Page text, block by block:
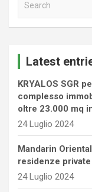
Latest
KRYALOS SGR
complesso
oltre 23.000 mq
24 Luglio 2024
Mandarin
residenze private
24 Luglio 2024